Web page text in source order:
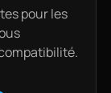
pour les